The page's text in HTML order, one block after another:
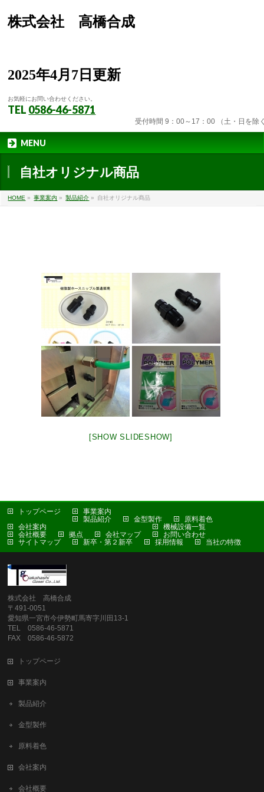
株式会社 高橋合成
2025年4月7日更新
お気軽にお問い合わせください。
TEL 0586-46-5871
受付時間 9：00～17：00 （土・日を除く
MENU
自社オリジナル商品
HOME » 事業案内 » 製品紹介 » 自社オリジナル商品
[SHOW SLIDESHOW]
トップページ
事業案内
製品紹介
金型製作
原料着色
会社案内
会社概要
拠点 会社マップ
機械設備一覧
お問い合わせ
サイトマップ
新卒・第２新卒 採用情報 当社の特徴
株式会社 高橋合成
〒491-0051
愛知県一宮市今伊勢町馬寄字川田13-1
TEL 0586-46-5871
FAX 0586-46-5872
トップページ
事業案内
製品紹介
金型製作
原料着色
会社案内
会社概要